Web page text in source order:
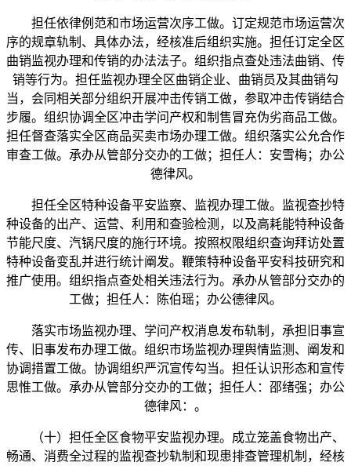
担任依律例范和市场运营次序工做。订定规范市场运营次
序的规章轨制、具体办法，经核准后组织实施。担任订定全区
曲销监视办理和传销的办法法子。组织指点查处违法曲销、传
销等行为。担任监视办理全区曲销企业、曲销员及其曲销勾
当，会同相关部分组织开展冲击传销工做，参取冲击传销结合
步履。组织协调全区冲击学问产权和制售冒充伪劣商品工做。
担任督查落实全区商品买卖市场办理工做。组织落实公允合作
审查工做。承办从管部分交办的工做；担任人：安雪梅；办公
德律风。
担任全区特种设备平安监察、监视办理工做。监视查抄特
种设备的出产、运营、利用和查验检测，以及高耗能特种设备
节能尺度、汽锅尺度的施行环境。按照权限组织查询拜访处置
特种设备变乱并进行统计阐发。鞭策特种设备平安科技研究和
推广使用。组织指点查处相关违法行为。承办从管部分交办的
工做；担任人：陈伯瑶；办公德律风。
落实市场监视办理、学问产权消息发布轨制，承担旧事宣
传、旧事发布办理工做。组织市场监视办理舆情监测、阐发和
协调措置工做。协调组织严沉宣传勾当。担任认识形态和宣传
思惟工做。承办从管部分交办的工做；担任人：邵绪强；办公
德律风：。
（十）担任全区食物平安监视办理。成立笼盖食物出产、
畅通、消费全过程的监视查抄轨制和现患排查管理机制，经核